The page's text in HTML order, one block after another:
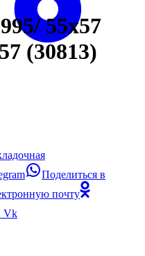
55х57
(30813)
Поделиться в
почту
Vk